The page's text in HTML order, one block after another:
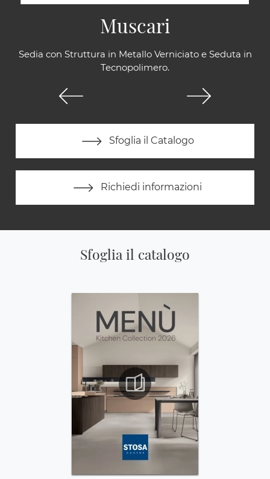
Sedia con Struttura in Metallo Verniciato e Seduta in
Tecnopolimero.
Sfoglia il Catalogo
Richiedi informazioni
Muscari
Sfoglia il catalogo